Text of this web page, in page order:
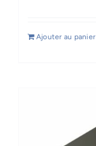
Ajouter au panier